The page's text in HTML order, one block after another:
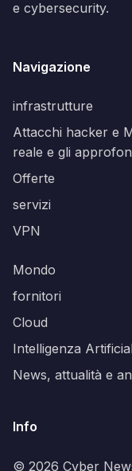
e cybersecurity.
Navigazione
infrastrutture
Attacchi hacker e
reale e gli
Offerte
servizi
VPN
Mondo
fornitori
Cloud
Intelligenza
News, attualità e
Info
© 2026 Cyber